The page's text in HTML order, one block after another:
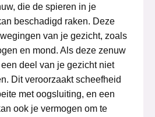
die de spieren in je
beschadigd raken. Deze
van je gezicht, zoals
en mond. Als deze zenuw
deel van je gezicht niet
Dit veroorzaakt scheefheid
met oogsluiting, en een
ook je vermogen om te